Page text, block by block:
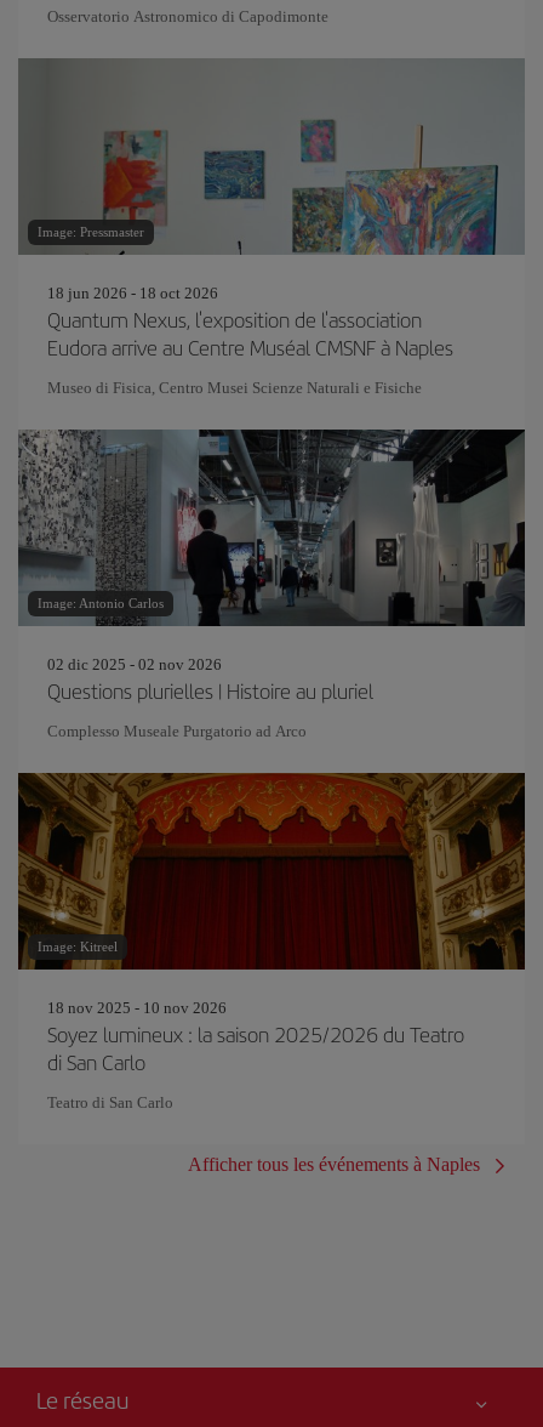
Osservatorio Astronomico di Capodimonte
Image: Pressmaster
18 jun 2026 - 18 oct 2026
Quantum Nexus, l'exposition de l'association
Eudora arrive au Centre Muséal CMSNF à Naples
Museo di Fisica, Centro Musei Scienze Naturali e Fisiche
Image: Antonio Carlos
02 dic 2025 - 02 nov 2026
Questions plurielles | Histoire au pluriel
Complesso Museale Purgatorio ad Arco
Image: Kitreel
18 nov 2025 - 10 nov 2026
Soyez lumineux : la saison 2025/2026 du Teatro
di San Carlo
Teatro di San Carlo
Afficher tous les événements à Naples
Le réseau